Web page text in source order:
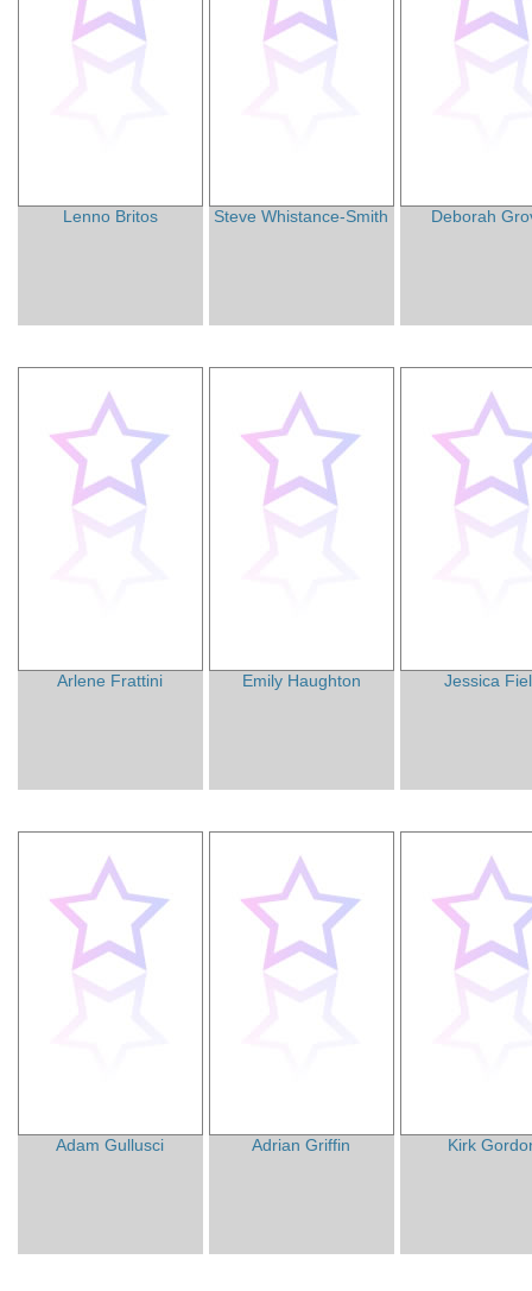
Lenno Britos Steve Whistance-Smith Deborah
Arlene Frattini Emily Haughton Jessica
Adam Gullusci Adrian Griffin Kirk